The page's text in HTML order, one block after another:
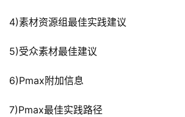
4)素材资源组最佳实践建议
5)受众素材最佳建议
6)Pmax附加信息
7)Pmax最佳实践路径